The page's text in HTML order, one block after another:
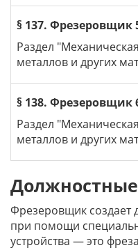
§ 137. Фрезеровщик
Раздел
металлов и других
§ 138. Фрезеровщик
Раздел
металлов и других
Фрезеровщик создает
при помощи
устройства — это